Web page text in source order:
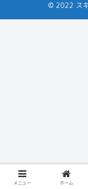
© 2022 ス
メニュー ホーム